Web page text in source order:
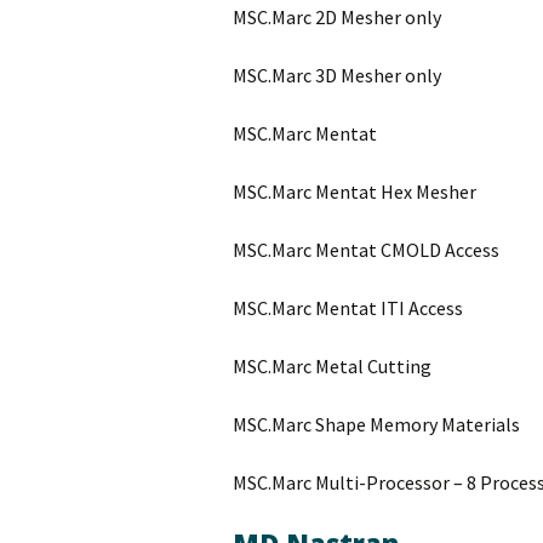
MSC.Marc 2D Mesher only
MSC.Marc 3D Mesher only
MSC.Marc Mentat
MSC.Marc Mentat Hex Mesher
MSC.Marc Mentat CMOLD Access
MSC.Marc Mentat ITI Access
MSC.Marc Metal Cutting
MSC.Marc Shape Memory Materials
MSC.Marc Multi-Processor – 8